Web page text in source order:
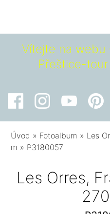
Vítejte na webu
Přeštice-tour
Úvod » Fotoalbum » Les
m » P3180057
Les Orres,